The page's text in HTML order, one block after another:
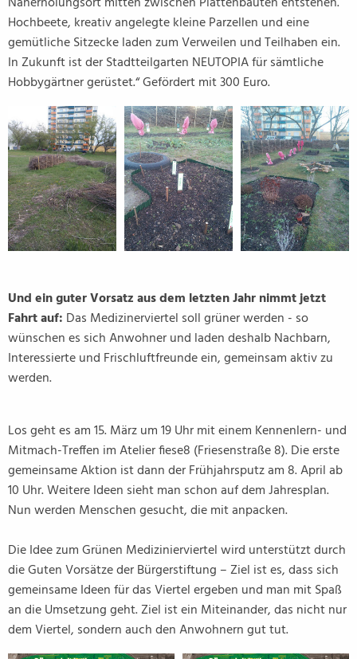
Hochbeete, kreativ angelegte kleine Parzellen und eine
gemütliche Sitzecke laden zum Verweilen und Teilhaben ein.
In Zukunft ist der Stadtteilgarten NEUTOPIA für sämtliche
Hobbygärtner gerüstet.“ Gefördert mit 300 Euro.
Und ein guter Vorsatz aus dem letzten Jahr nimmt jetzt
Fahrt auf: Das Medizinerviertel soll grüner werden - so
wünschen es sich Anwohner und laden deshalb Nachbarn,
Interessierte und Frischluftfreunde ein, gemeinsam aktiv zu
werden.
Los geht es am 15. März um 19 Uhr mit einem Kennenlern- und
Mitmach-Treffen im Atelier fiese8 (Friesenstraße 8). Die erste
gemeinsame Aktion ist dann der Frühjahrsputz am 8. April ab
10 Uhr. Weitere Ideen sieht man schon auf dem Jahresplan.
Nun werden Menschen gesucht, die mit anpacken.
Die Idee zum Grünen Medizinierviertel wird unterstützt durch
die Guten Vorsätze der Bürgerstiftung – Ziel ist es, dass sich
gemeinsame Ideen für das Viertel ergeben und man mit Spaß
an die Umsetzung geht. Ziel ist ein Miteinander, das nicht nur
dem Viertel, sondern auch den Anwohnern gut tut.